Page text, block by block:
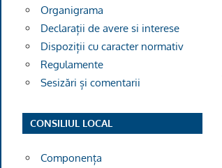
Organigrama
Declarații de avere si interese
Dispoziții cu caracter normativ
Regulamente
Sesizări și comentarii
CONSILIUL LOCAL
Componența